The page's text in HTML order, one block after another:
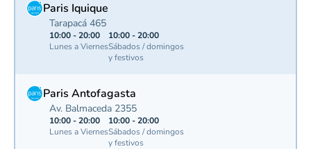
Paris Iquique
Tarapacá 465
10:00 - 20:00
Lunes a Viernes
10:00 - 20:00
Sábados / domingos
y festivos
Paris Antofagasta
Av. Balmaceda 2355
10:00 - 20:00
Lunes a Viernes
10:00 - 20:00
Sábados / domingos
y festivos